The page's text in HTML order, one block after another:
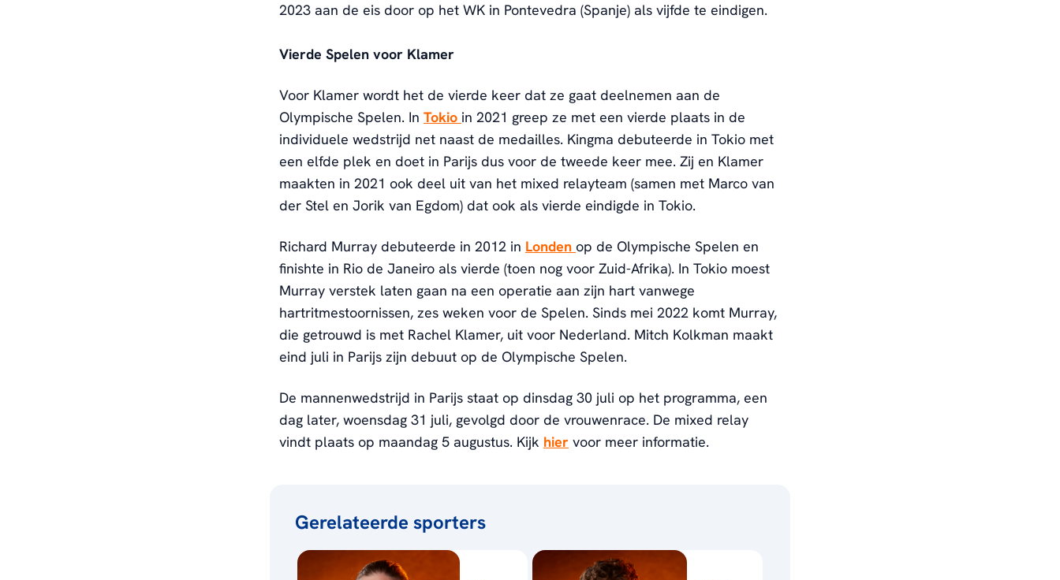
2023 aan de eis door op het WK in Pontevedra (Spanje) als vijfde te eindigen.
Vierde Spelen voor Klamer
Voor Klamer wordt het de vierde keer dat ze gaat deelnemen aan de
Olympische Spelen. In Tokio in 2021 greep ze met een vierde plaats in de
individuele wedstrijd net naast de medailles. Kingma debuteerde in Tokio met
een elfde plek en doet in Parijs dus voor de tweede keer mee. Zij en Klamer
maakten in 2021 ook deel uit van het mixed relayteam (samen met Marco van
der Stel en Jorik van Egdom) dat ook als vierde eindigde in Tokio.
Richard Murray debuteerde in 2012 in Londen op de Olympische Spelen en
finishte in Rio de Janeiro als vierde (toen nog voor Zuid-Afrika). In Tokio moest
Murray verstek laten gaan na een operatie aan zijn hart vanwege
hartritmestoornissen, zes weken voor de Spelen. Sinds mei 2022 komt Murray,
die getrouwd is met Rachel Klamer, uit voor Nederland. Mitch Kolkman maakt
eind juli in Parijs zijn debuut op de Olympische Spelen.
De mannenwedstrijd in Parijs staat op dinsdag 30 juli op het programma, een
dag later, woensdag 31 juli, gevolgd door de vrouwenrace. De mixed relay
vindt plaats op maandag 5 augustus. Kijk hier voor meer informatie.
Gerelateerde sporters